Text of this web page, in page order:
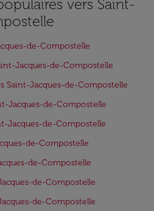
vers Saint-
de-Compostelle
Jacques-de-Compostelle
Saint-Jacques-de-Compostelle
Jacques-de-Compostelle
Jacques-de-Compostelle
de-Compostelle
de-Compostelle
de-Compostelle
de-Compostelle